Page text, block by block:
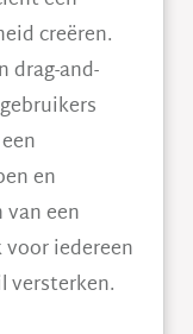
creëren.
drag-and-
en
een
iedereen
versterken.